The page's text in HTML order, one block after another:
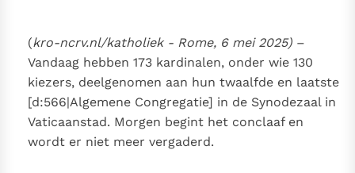
In Christus wordt onze honger vervuld
Leer de kostbare parel van Gods koninkrijk te
herkennen
Gods Koninkrijk groeit stilletjes door liefde, niet door
dwang
De mystiek. De mystieke verschijnselen en de
heiligheid
(kro-ncrv.nl/katholiek - Rome, 6 mei 2025) –
Vandaag hebben 173 kardinalen, onder wie 130
kiezers, deelgenomen aan hun twaalfde en laatste
[d:566|Algemene Congregatie] in de Synodezaal in
Vaticaanstad. Morgen begint het conclaaf en
wordt er niet meer vergaderd.